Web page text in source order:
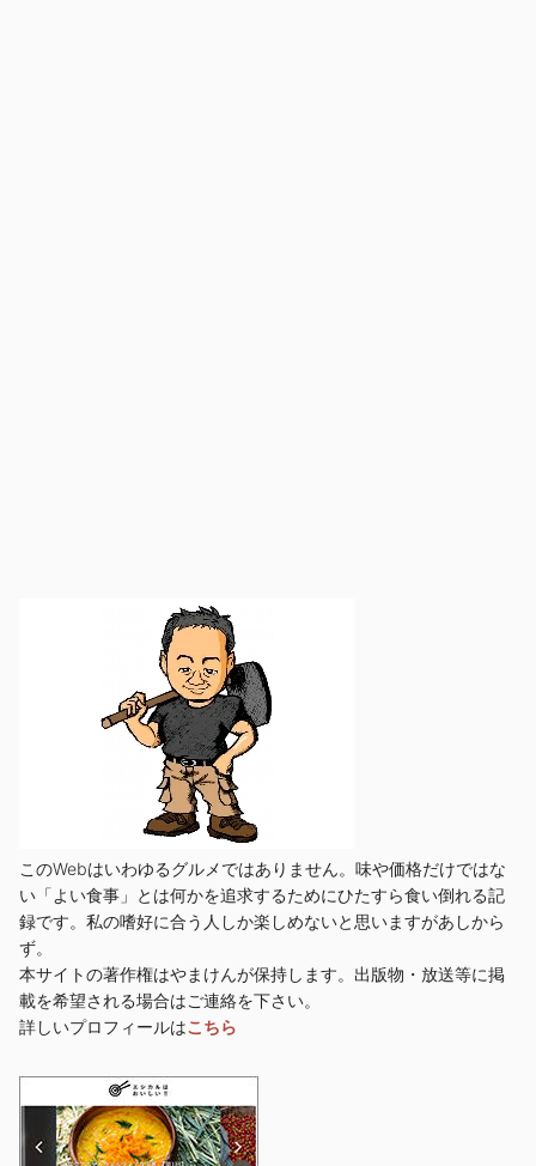
このWebはいわゆるグルメではありません。味や価格だけではな
い「よい食事」とは何かを追求するためにひたすら食い倒れる記
録です。私の嗜好に合う人しか楽しめないと思いますがあしから
ず。
本サイトの著作権はやまけんが保持します。出版物・放送等に掲
載を希望される場合はご連絡を下さい。
詳しいプロフィールはこちら